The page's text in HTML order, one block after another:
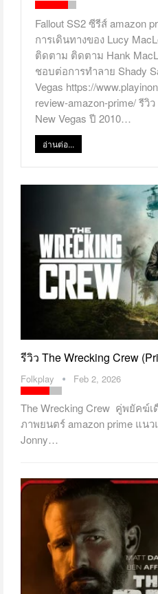
Fallout SS2 ซีรีส์ amazon
การเดินทางของ Lucy
ติดตาม ติดตาม Hank
ชอบต่อการทำลาย Shady
Vegas https://
review-amazon-prime/ รีวิ
New Vegas ปี 2010…
อ่านต่อ...
รีวิว The Wrecking Crew
Folkplay Feb 2, 2026
The Wrecking Crew คู่พยัคฆ์เ
ภาพยนตร์ amazon prime แน
Jonny…